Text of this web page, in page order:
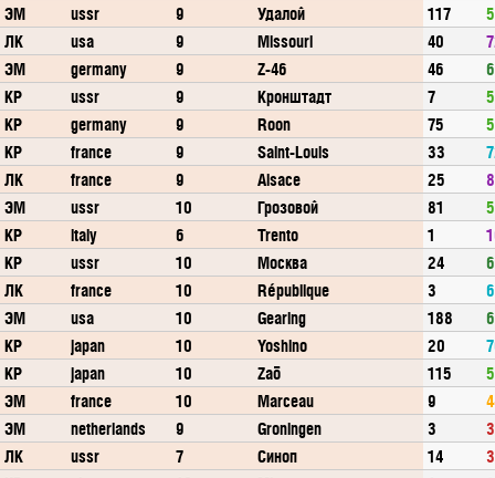
ЭМ
ussr 9 Удалой 117
ЛК
usa 9 Missouri 40
ЭМ
germany 9 Z-46 46
КР
ussr 9 Кронштадт 7
КР
germany 9 Roon 75
КР
france 9 Saint-Louis 33
ЛК
france 9 Alsace 25
ЭМ
ussr 10 Грозовой 81
КР
italy 6 Trento 1
КР
ussr 10 Москва 24
ЛК
france 10 République 3
ЭМ
usa 10 Gearing 188
КР
japan 10 Yoshino 20
КР
japan 10 Zaō 115
ЭМ
france 10 Marceau 9
ЭМ
netherlands 9 Groningen 3
ЛК
ussr 7 Синоп 14